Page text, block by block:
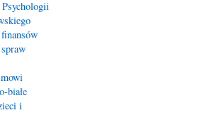
białe
i